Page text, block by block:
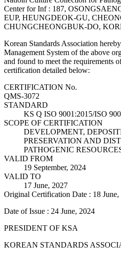
Center for Inf : 187,
EUP, HEUNGDEOK-GU,
CHUNGCHEONGBUK-DO,
Korean Standards Association
Management System of the above
and found to meet the requirements
certification detailed below:
CERTIFICATION No.
QMS-3072
STANDARD
KS Q ISO 9001:2015/ISO
SCOPE OF CERTIFICATION
DEVELOPMENT,
PRESERVATION AND
PATHOGENIC
VALID FROM
19 September, 2024
VALID TO
17 June, 2027
Original Certification Date : 18 June,
Date of Issue : 24 June, 2024
PRESIDENT OF KSA
KOREAN STANDARDS